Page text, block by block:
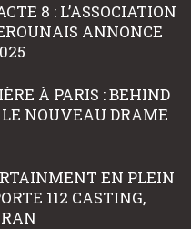
8 : L’ASSOCIATION
ANNONCE
À PARIS : BEHIND
NOUVEAU DRAME
EN PLEIN
112 CASTING,